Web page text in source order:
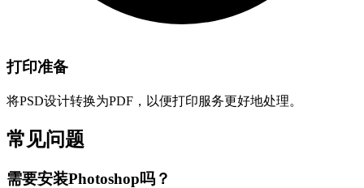
打印准备
将PSD设计转换为PDF，以便打印服务更好地处理。
常见问题
需要安装Photoshop吗？